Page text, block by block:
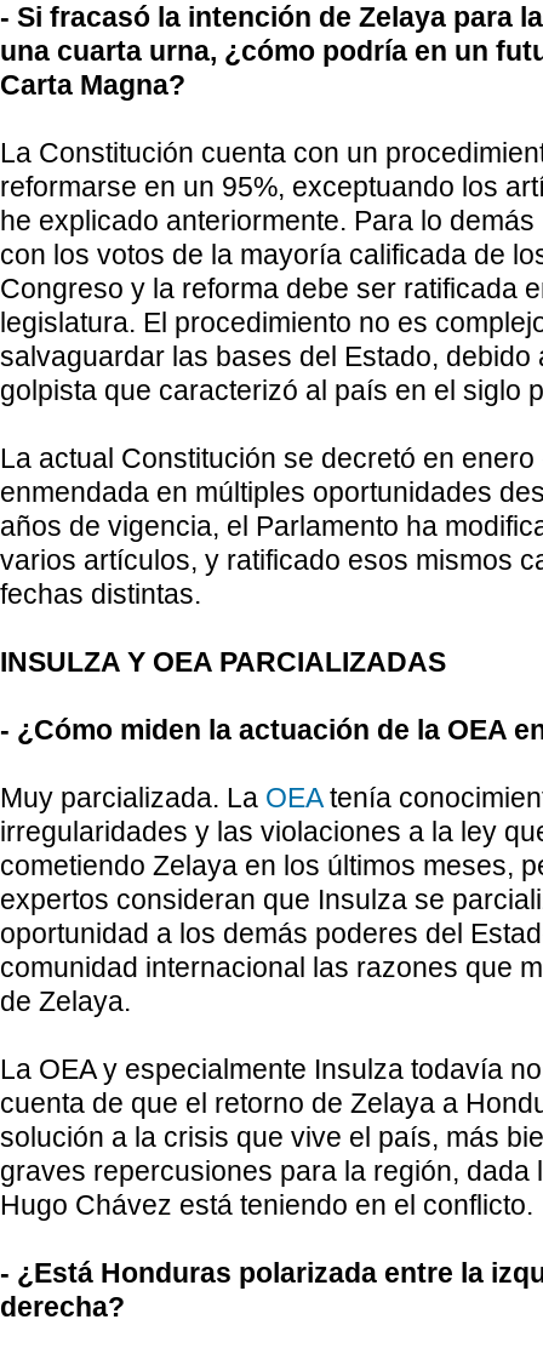
- Si fracasó la intención de Zelaya para
una cuarta urna, ¿cómo podría en un
Carta Magna?
La Constitución cuenta con un
reformarse en un 95%, exceptuando los
he explicado anteriormente. Para lo
con los votos de la mayoría calificada de
Congreso y la reforma debe ser ratificada
legislatura. El procedimiento no es
salvaguardar las bases del Estado, debido
golpista que caracterizó al país en el siglo
La actual Constitución se decretó en
enmendada en múltiples oportunidades
años de vigencia, el Parlamento ha
varios artículos, y ratificado esos mismos
fechas distintas.
INSULZA Y OEA PARCIALIZADAS
- ¿Cómo miden la actuación de la OEA
Muy parcializada. La OEAtenía
irregularidades y las violaciones a la ley
cometiendo Zelaya en los últimos meses,
expertos consideran que Insulza se
oportunidad a los demás poderes del
comunidad internacional las razones que
de Zelaya.
La OEA y especialmente Insulza todavía
cuenta de que el retorno de Zelaya a
solución a la crisis que vive el país, más
graves repercusiones para la región, dada
Hugo Chávez está teniendo en el conflicto.
- ¿Está Honduras polarizada entre la
derecha?